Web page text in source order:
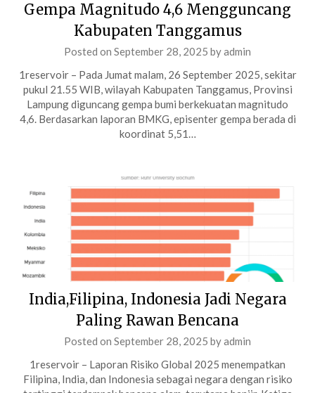
Gempa Magnitudo 4,6 Mengguncang
Kabupaten Tanggamus
Posted on September 28, 2025 byadmin
1reservoir – Pada Jumat malam, 26 September 2025, sekitar
pukul 21.55 WIB, wilayah Kabupaten Tanggamus, Provinsi
Lampung diguncang gempa bumi berkekuatan magnitudo
4,6. Berdasarkan laporan BMKG, episenter gempa berada di
koordinat 5,51…
India,Filipina, Indonesia Jadi Negara
Paling Rawan Bencana
Posted on September 28, 2025 byadmin
1reservoir – Laporan Risiko Global 2025 menempatkan
Filipina, India, dan Indonesia sebagai negara dengan risiko